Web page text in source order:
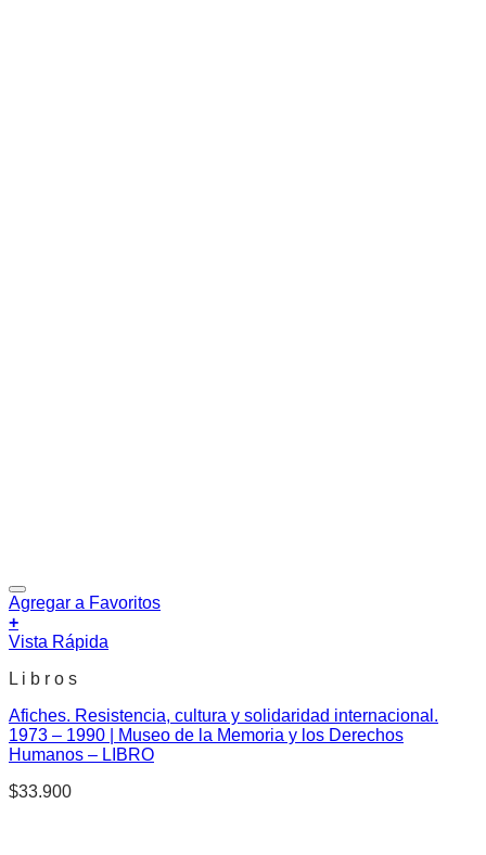
Agregar a Favoritos
+
Vista Rápida
L i b r o s
Afiches. Resistencia, cultura y solidaridad internacional.
1973 – 1990 | Museo de la Memoria y los Derechos
Humanos – LIBRO
$33.900